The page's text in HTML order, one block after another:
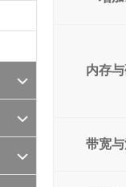
内存
带宽